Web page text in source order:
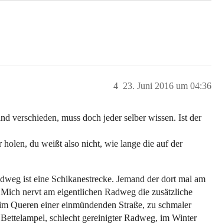
23. Juni 2016 um 04:36
4
verschieden, muss doch jeder selber wissen. Ist der
du weißt also nicht, wie lange die auf der
ist eine Schikanestrecke. Jemand der dort mal am
nervt am eigentlichen Radweg die zusätzliche
Queren einer einmündenden Straße, zu schmaler
schlecht gereinigter Radweg, im Winter